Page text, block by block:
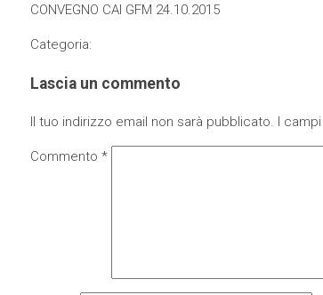
CONVEGNO CAI GFM 24.10.2015
Categoria:
Lascia un commento
Il tuo indirizzo email non sarà pubblicato. I
Commento *